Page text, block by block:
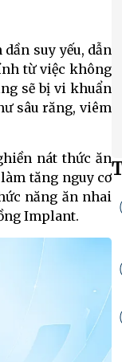
suy yếu, dẫn
từ việc không
sẽ bị vi khuẩn
sâu răng, viêm
nát thức ăn
tăng nguy cơ
năng ăn nhai
Implant.